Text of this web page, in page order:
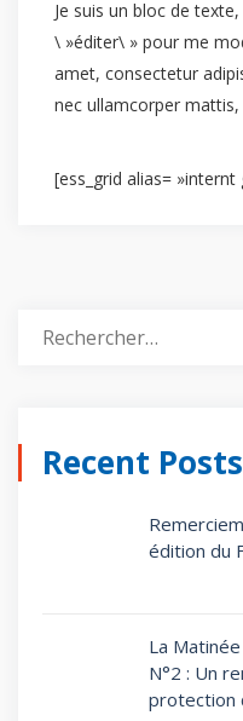
Je suis un bloc de
\ »éditer\ » pour me
amet, consectetur
nec ullamcorper
[ess_grid alias= »internt
Recent Posts
édition du
La
N°2 : Un
protection